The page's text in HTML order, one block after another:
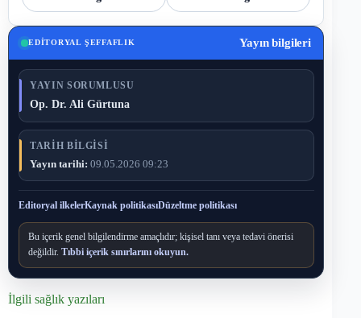
EDITORYAL ŞEFFAFLIK Yayın bilgileri
YAYIN SORUMLUSU
Op. Dr. Ali Gürtuna
TARIH BILGISI
Yayın tarihi: 09.05.2026 09:23
Editoryal ilkelerKaynak politikasıDüzeltme politikası
Bu içerik genel bilgilendirme amaçlıdır; kişisel tanı veya tedavi önerisi
değildir. Tıbbi içerik sınırlarını okuyun.
İlgili sağlık yazıları